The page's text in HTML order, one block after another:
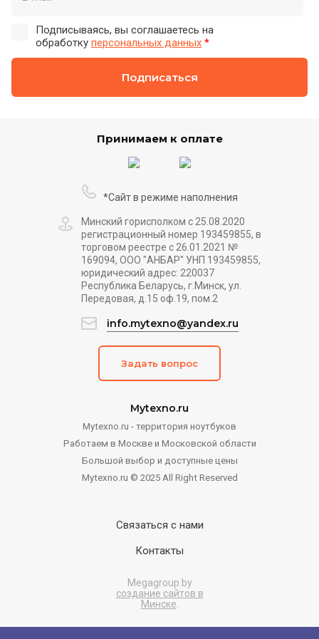
Подписываясь, вы соглашаетесь на
обработку персональных данных *
Подписаться
Принимаем к оплате
Mytexno.ru
Mytexno.ru - территория ноутбуков
Работаем в Москве и Московской области
Большой выбор и доступные цены
Mytexno.ru © 2025 All Right Reserved
*Сайт в режиме наполнения
Минский горисполком с 25.08.2020
регистрационный номер 193459855, в
торговом реестре с 26.01.2021 №
169094, ООО "АНБАР" УНП 193459855,
юридический адрес: 220037
Республика Беларусь, г.Минск, ул.
Передовая, д.15 оф.19, пом.2
info.mytexno@yandex.ru
Задать вопрос
Связаться с нами
Контакты
Megagroup.by
создание сайтов в
Минске